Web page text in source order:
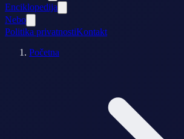
Enciklopedija
Nebo
Politika privatnostiKontakt
Početna